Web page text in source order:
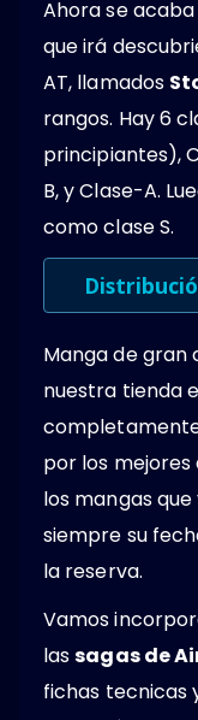
Ahora se
que irá
AT, llamados
rangos. Hay 6
principiantes),
B, y Clase-A.
como clase S.
Manga de gran
nuestra tienda
por los
los mangas
siempre su
la reserva.
Vamos
lassagas de
fichas tecnicas